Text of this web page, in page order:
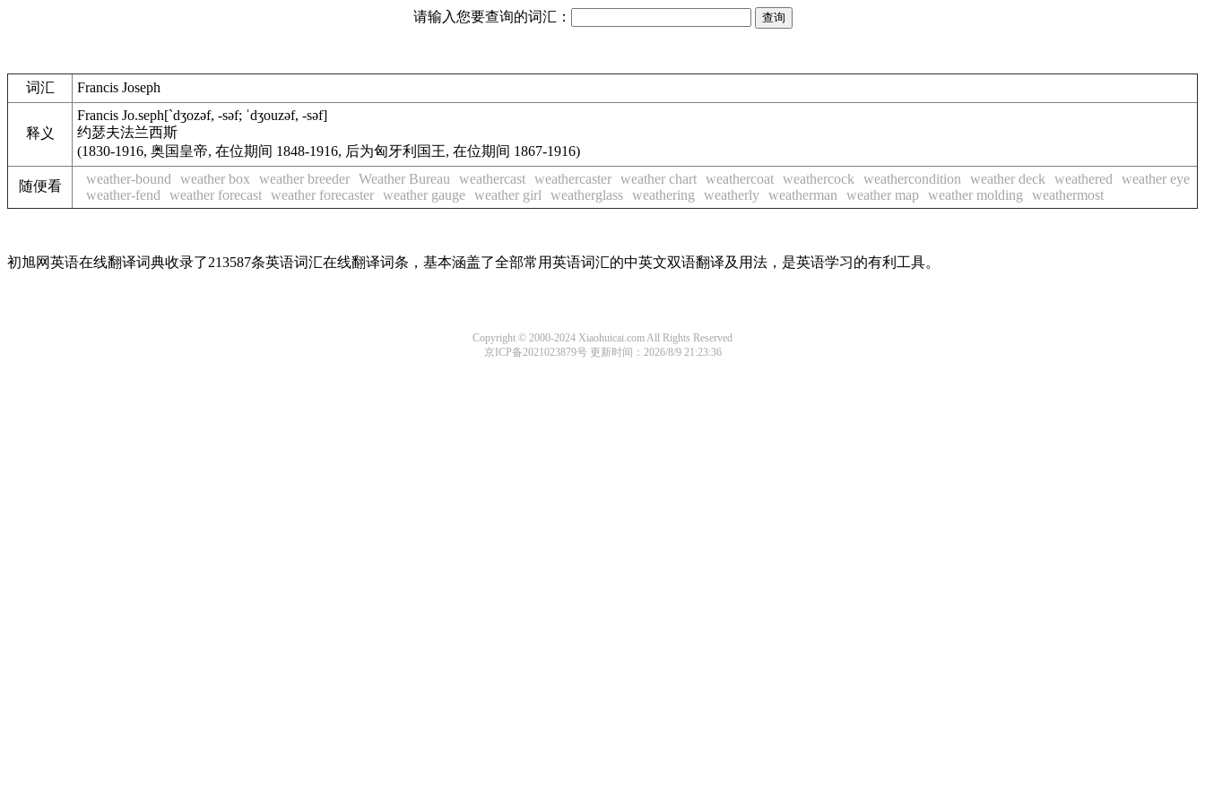
请输入您要查询的词汇：
词汇 Francis Joseph
释义
Francis Jo.seph[`dʒozəf, -səf; ˈdʒouzəf, -səf]
约瑟夫法兰西斯
(1830-1916, 奥国皇帝, 在位期间 1848-1916, 后为匈牙利国王, 在位期间 1867-1916)
随便看 weather-bound weather box weather breeder Weather Bureau weathercast weathercaster weather chart weathercoat weathercock weathercondition weather deck weathered
weather eye
weather-fend
weather forecast weather forecaster weather gauge weather girl weatherglass weathering weatherly weatherman weather map weather molding weathermost
初旭网英语在线翻译词典收录了213587条英语词汇在线翻译词条，基本涵盖了全部常用英语词汇的中英文双语翻译及用法，是英语学习的有利工具。
Copyright © 2000-2024 Xiaohuicai.com All Rights Reserved
京ICP备2021023879号更新时间：2026/8/9 21:23:36